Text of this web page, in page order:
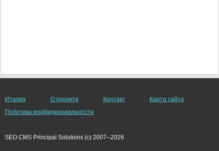
Италия О проекте Контакт
Карта сайта
Политика конфиденциальности
SEO CMS Principal Solutions (c) 2007--2026